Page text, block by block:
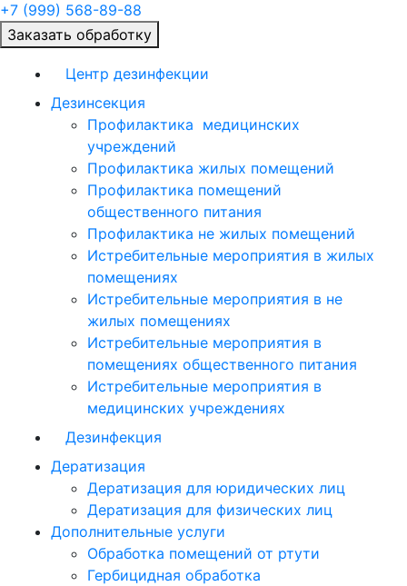
+7 (999) 568-89-88
Заказать обработку
Центр дезинфекции
Дезинсекция
Профилактика медицинских
учреждений
Профилактика жилых помещений
Профилактика помещений
общественного питания
Профилактика не жилых помещений
Истребительные мероприятия в жилых
помещениях
Истребительные мероприятия в не
жилых помещениях
Истребительные мероприятия в
помещениях общественного питания
Истребительные мероприятия в
медицинских учреждениях
Дезинфекция
Дератизация
Дератизация для юридических лиц
Дератизация для физических лиц
Дополнительные услуги
Обработка помещений от ртути
Гербицидная обработка